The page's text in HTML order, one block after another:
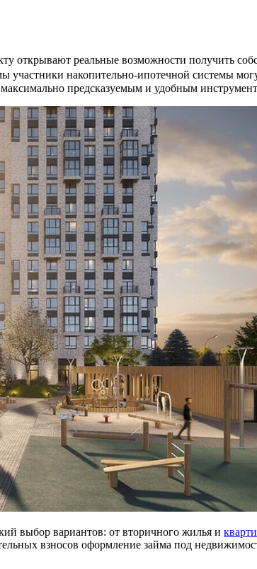
открывают реальные возможности получить
участники накопительно-ипотечной системы
предсказуемым и удобным
выбор вариантов: от вторичного жилья и
взносов оформление займа под